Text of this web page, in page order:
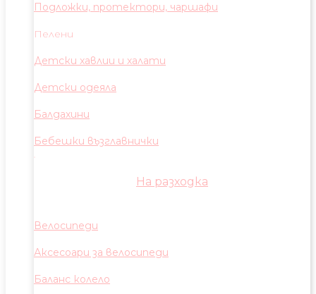
Подложки, протектори, чаршафи
Пелени
Детски хавлии и халати
Детски одеяла
Балдахини
Бебешки възглавнички
На разходка
Велосипеди
Аксесоари за велосипеди
Баланс колело